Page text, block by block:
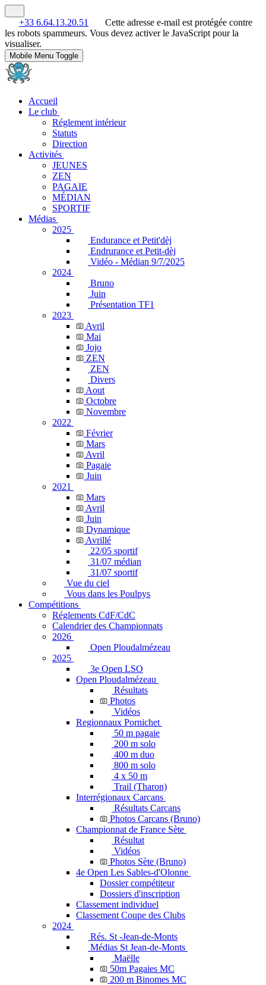
+33 6.64.13.20.51
Cette adresse e-mail est protégée contre
les robots spammeurs. Vous devez activer le JavaScript pour la
visualiser.
Mobile Menu Toggle
Accueil
Le club
Réglement intérieur
Statuts
Direction
Activités
JEUNES
ZEN
PAGAIE
MÉDIAN
SPORTIF
Médias
2025
Endurance et Petit'dèj
Endrurance et Petit-dèj
Vidéo - Médian 9/7/2025
2024
Bruno
Juin
Présentation TF1
2023
Avril
Mai
Jojo
ZEN
ZEN
Divers
Aout
Octobre
Novembre
2022
Février
Mars
Avril
Pagaie
Juin
2021
Mars
Avril
Juin
Dynamique
Avrillé
22/05 sportif
31/07 médian
31/07 sportif
Vue du ciel
Vous dans les Poulpys
Compétitions
Réglements CdF/CdC
Calendrier des Championnats
2026
Open Ploudalmézeau
2025
3e Open LSO
Open Ploudalmézeau
Résultats
Photos
Vidéos
Regionnaux Pornichet
50 m pagaie
200 m solo
400 m duo
800 m solo
4 x 50 m
Trail (Tharon)
Interrégionaux Carcans
Résultats Carcans
Photos Carcans (Bruno)
Championnat de France Sète
Résultat
Vidéos
Photos Sète (Bruno)
4e Open Les Sables-d'Olonne
Dossier compétiteur
Dossiers d'inscription
Classement individuel
Classement Coupe des Clubs
2024
Rés. St -Jean-de-Monts
Médias St Jean-de-Monts
Maëlle
50m Pagaies MC
200 m Binomes MC